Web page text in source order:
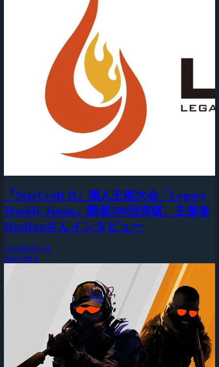
『StarCraft II』個人主催大会「Legacy
Weekly Japan」開催500回突破、主催者
Horikenさんインタビュー
2026年8月5日
StarCraft II